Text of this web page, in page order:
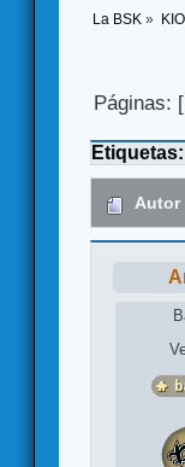
La BSK »
Páginas: [
Etiquetas:
Autor